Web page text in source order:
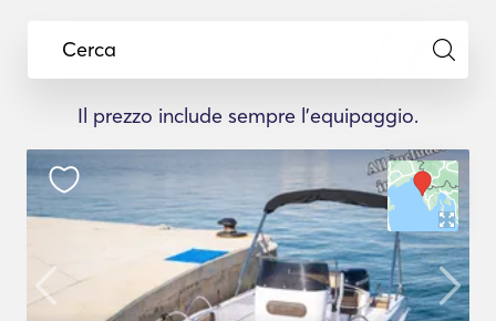
Cerca
Il prezzo include sempre l'equipaggio.
Lasci che un esperto di viaggi le
suggerisca gli yacht ideali per il suo
viaggio.